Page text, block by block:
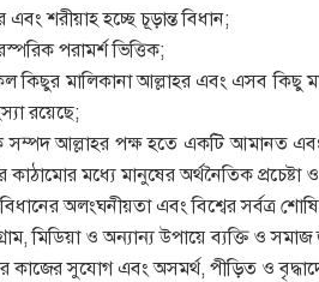
শরীয়াহ হচ্ছে চূড়ান্ত বিধান;
পরামর্শ ভিত্তিক;
কিছুর মালিকানা আল্লাহর এবং এসব কিছু
রয়েছে;
সম্পদ আল্লাহর পক্ষ হতে একটি আমানত
মধ্যে মানুষের অর্থনৈতিক প্রচেষ্টা ও
অলংঘনীয়তা এবং বিশ্বের সর্বত্র
মিডিয়া ও অন্যান্য উপায়ে ব্যক্তি ও
সুযোগ এবং অসমর্থ, পীড়িত ও বৃদ্ধাদের